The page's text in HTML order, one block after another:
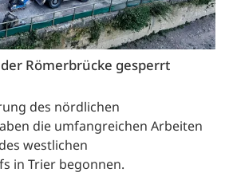
Römerbrücke gesperrt
des nördlichen
die umfangreichen Arbeiten
westlichen
in Trier begonnen.